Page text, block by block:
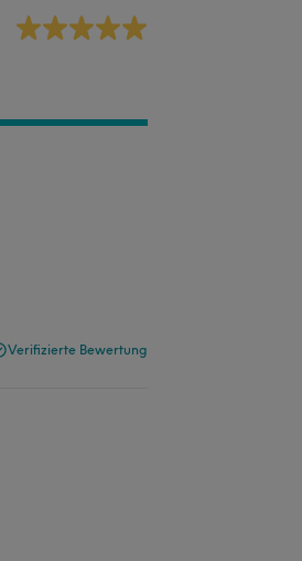
Verifizierte Bewertung